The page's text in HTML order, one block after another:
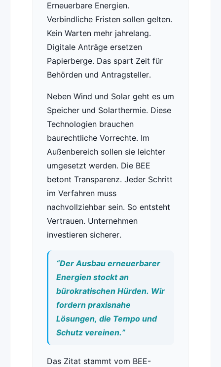
Erneuerbare Energien.
Verbindliche Fristen sollen gelten.
Kein Warten mehr jahrelang.
Digitale Anträge ersetzen
Papierberge. Das spart Zeit für
Behörden und Antragsteller.
Neben Wind und Solar geht es um
Speicher und Solarthermie. Diese
Technologien brauchen
baurechtliche Vorrechte. Im
Außenbereich sollen sie leichter
umgesetzt werden. Die BEE
betont Transparenz. Jeder Schritt
im Verfahren muss
nachvollziehbar sein. So entsteht
Vertrauen. Unternehmen
investieren sicherer.
“Der Ausbau erneuerbarer
Energien stockt an
bürokratischen Hürden. Wir
fordern praxisnahe
Lösungen, die Tempo und
Schutz vereinen.”
Das Zitat stammt vom BEE-